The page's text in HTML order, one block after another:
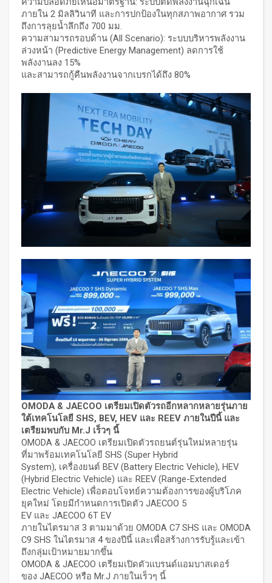
ภายใน 2 มิลลิวินาที และการปกป้องในทุกสภาพอากาศ รวม
ถึงการลุยน้ำลึกถึง 700 มม.
ความสามารถรอบด้าน (All Scenario): ระบบบริหารพลังงาน
ล่วงหน้า (Predictive Energy Management) ลดการใช้
พลังงานลง 15%
และสามารถกู้คืนพลังงานจากเบรกได้ถึง 80%
OMODA & JAECOO เตรียมเปิดตัวรถอีกหลากหลายรุ่นภาย
ใต้เทคโนโลยี SHS, BEV, HEV และ REEV ภายในปีนี้ และ
เตรียมพบกับ Mr.J เร็วๆ นี้
OMODA & JAECOO เตรียมเปิดตัวรถยนต์รุ่นใหม่หลายรุ่น
ที่มาพร้อมเทคโนโลยี SHS (Super Hybrid
System), เครื่องยนต์ BEV (Battery Electric Vehicle), HEV
(Hybrid Electric Vehicle) และ REEV (Range-Extended
Electric Vehicle) เพื่อตอบโจทย์ความต้องการของผู้บริโภค
ยุคใหม่ โดยมีกำหนดการเปิดตัว JAECOO 5
EV และ JAECOO 6T EV
ภายในไตรมาส 3 ตามมาด้วย OMODA C7 SHS และ OMODA
C9 SHS ในไตรมาส 4 ของปีนี้ และเพื่อสร้างการรับรู้และเข้า
ถึงกลุ่มเป้าหมายมากขึ้น
OMODA & JAECOO เตรียมเปิดตัวแบรนด์แอมบาสเดอร์
ของ JAECOO หรือ Mr.J ภายในเร็วๆ นี้